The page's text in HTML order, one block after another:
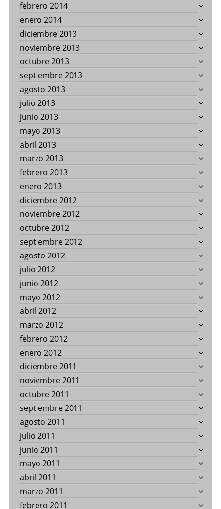
febrero 2014
enero 2014
diciembre 2013
noviembre 2013
octubre 2013
septiembre 2013
agosto 2013
julio 2013
junio 2013
mayo 2013
abril 2013
marzo 2013
febrero 2013
enero 2013
diciembre 2012
noviembre 2012
octubre 2012
septiembre 2012
agosto 2012
julio 2012
junio 2012
mayo 2012
abril 2012
marzo 2012
febrero 2012
enero 2012
diciembre 2011
noviembre 2011
octubre 2011
septiembre 2011
agosto 2011
julio 2011
junio 2011
mayo 2011
abril 2011
marzo 2011
febrero 2011